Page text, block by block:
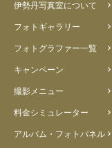
伊勢丹写真室について
フォトギャラリー
フォトグラファー一覧
キャンペーン
撮影メニュー
料金シミュレーター
アルバム・フォトパネル